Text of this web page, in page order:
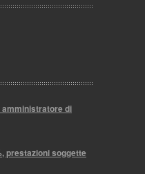
di
prestazioni soggette